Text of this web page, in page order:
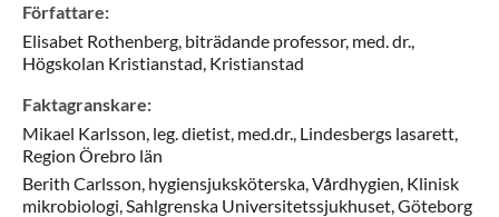
Författare:
Elisabet Rothenberg, biträdande professor, med. dr.,
Högskolan Kristianstad, Kristianstad
Faktagranskare:
Mikael Karlsson, leg. dietist, med.dr., Lindesbergs lasarett,
Region Örebro län
Berith Carlsson, hygiensjuksköterska,Vårdhygien, Klinisk
mikrobiologi, Sahlgrenska Universitetssjukhuset,Göteborg